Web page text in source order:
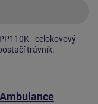
- celokovový -
trávník.